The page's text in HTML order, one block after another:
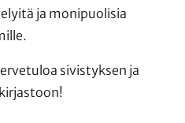
ja monipuolisia
sivistyksen ja